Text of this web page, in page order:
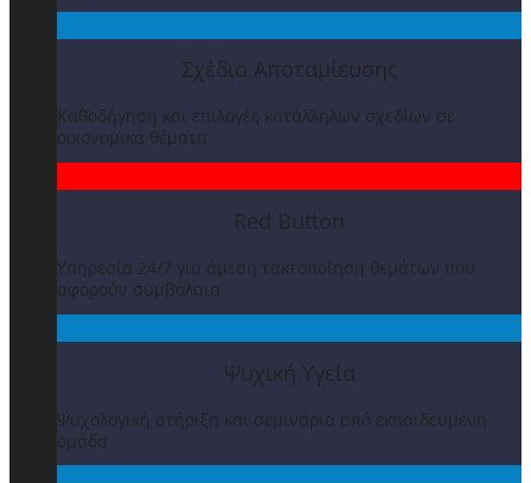
Σχέδιο Αποταμίευσης
Καθοδήγηση και επιλογές κατάλληλων σχεδίων σε
οικονομικά θέματα
Red Button
Υπηρεσία 24/7 για άμεση τακτοποίηση θεμάτων που
αφορούν συμβόλαια
Ψυχική Υγεία
Ψυχολογική στήριξη και σεμινάρια από εκπαιδευμένη
ομάδα